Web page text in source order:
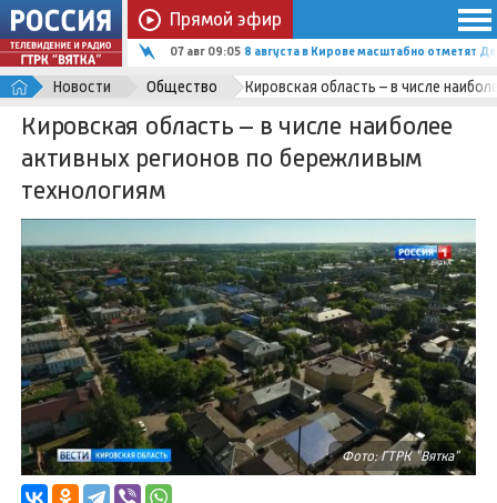
Прямой эфир
07 авг 09:05 8 августа в Кирове масштабно отметят
Новости Общество Кировская область – в числе
Кировская область – в числе наиболее
активных регионов по бережливым
технологиям
Фото: ГТРК "Вятка"